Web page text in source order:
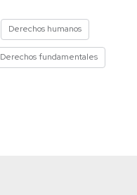
Derechos humanos
Derechos fundamentales